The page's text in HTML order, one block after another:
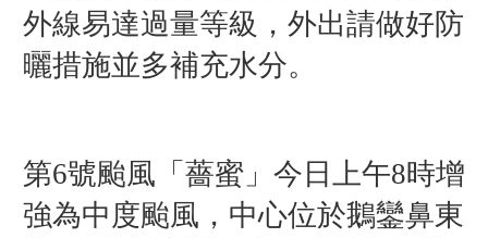
外線易達過量等級，外出請做好防
曬措施並多補充水分。
第6號颱風「薔蜜」 今日上午8時增
強為中度颱風，中心位於鵝鑾鼻東